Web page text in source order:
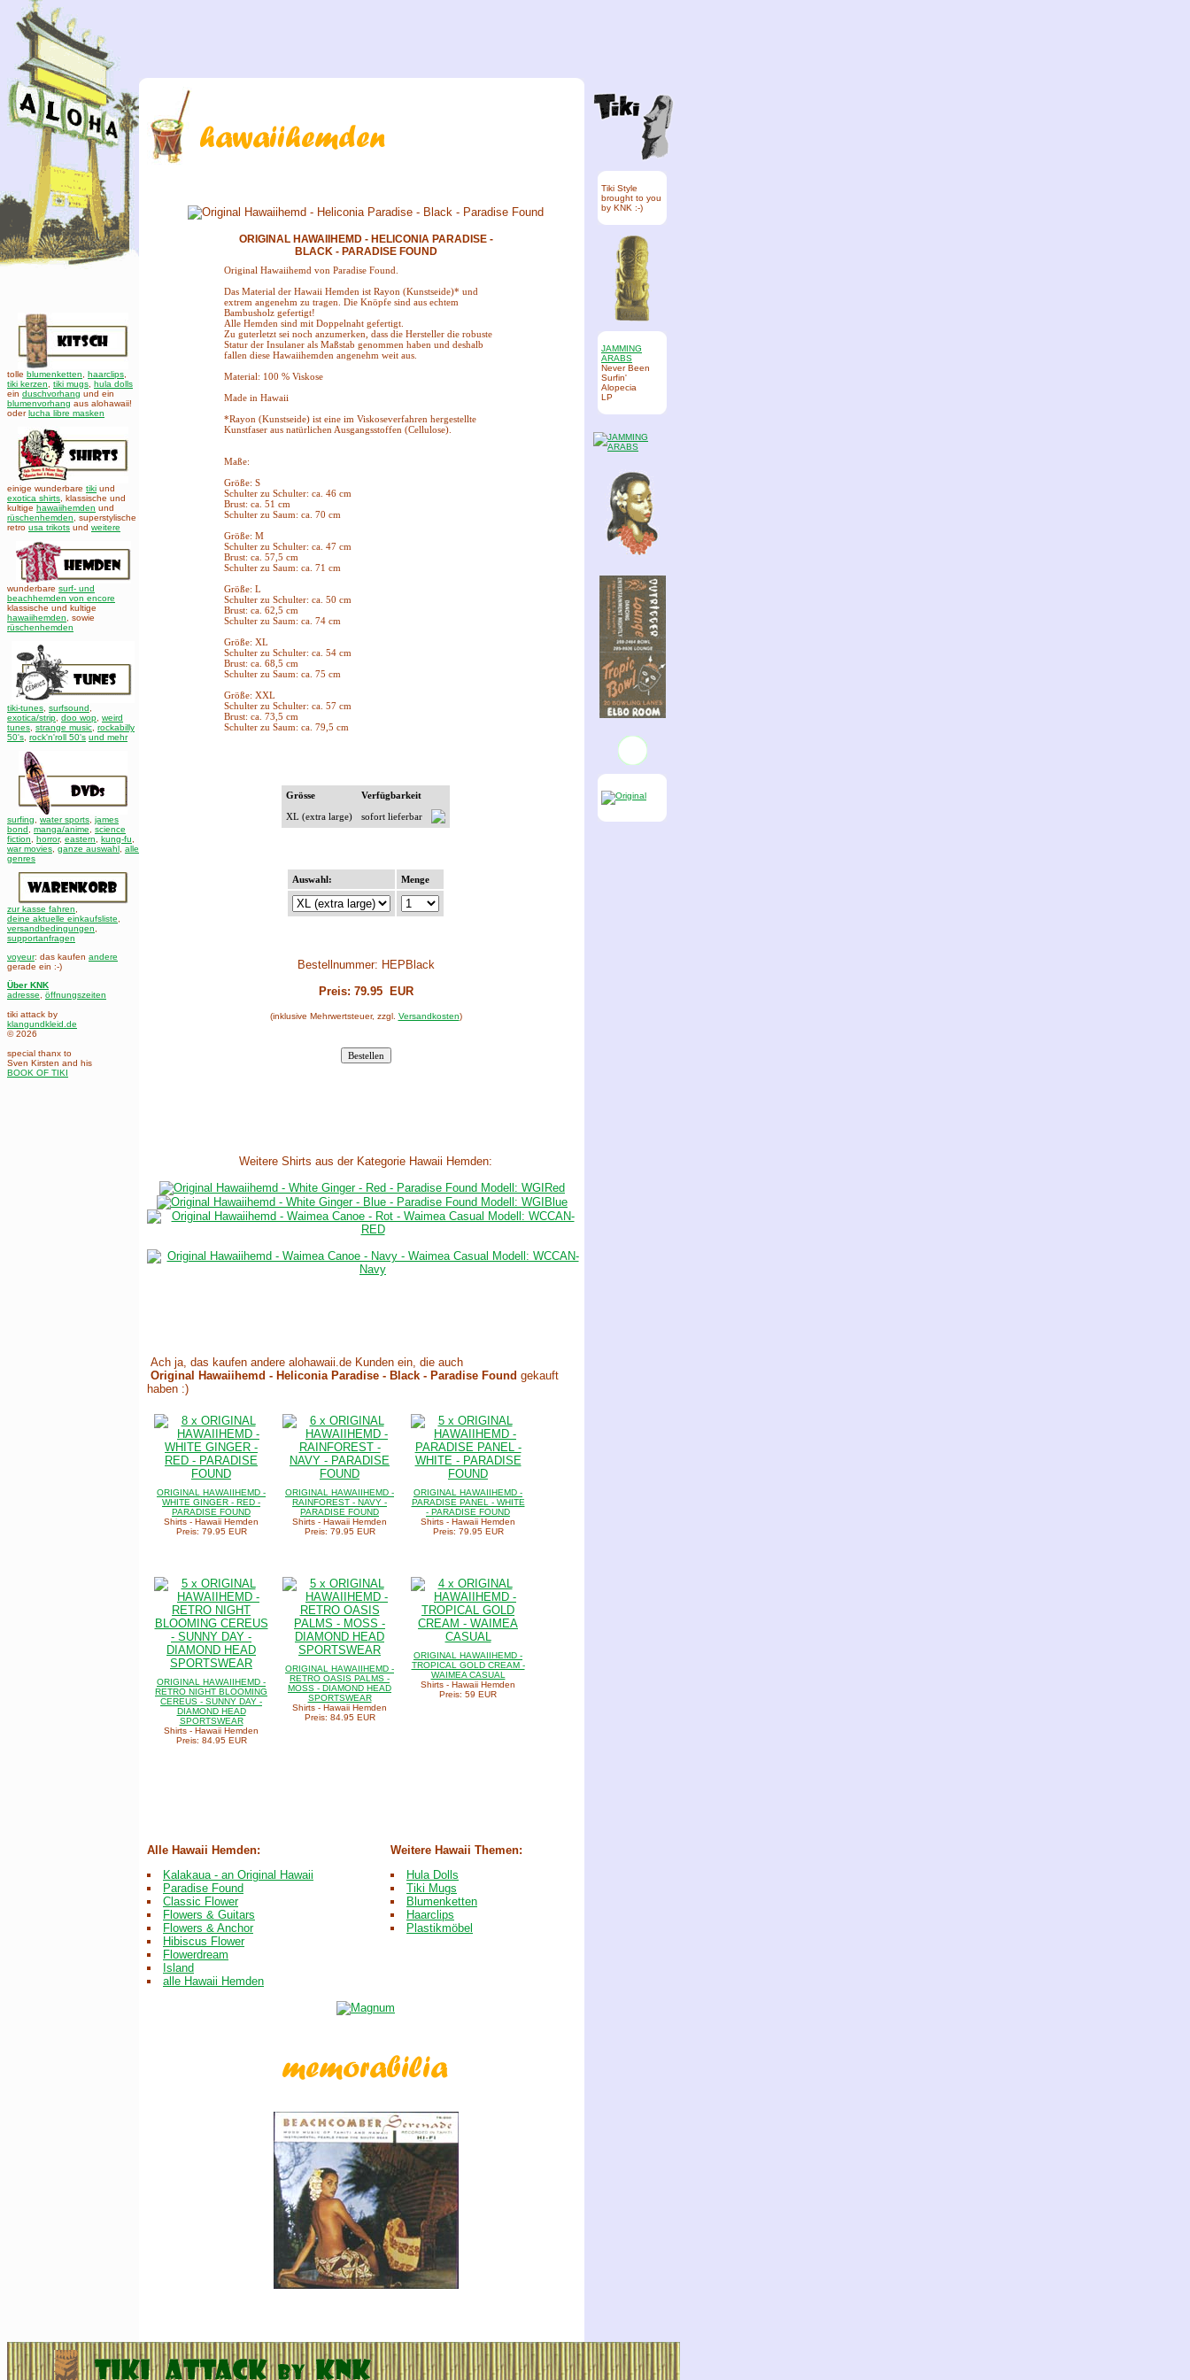
tolle blumenketten haarclips
tiki kerzen
tiki mugs hula dolls
ein duschvorhang und ein
blumenvorhang aus alohawaii!
oderlucha libre masken
einige wunderbare tiki und
exotica shirts , klassische und
kultige hawaiihemden und
rüschenhemden , superstylische
retro usa trikots und weitere
wunderbare surf- und
beachhemden von encore
klassische und kultige
hawaiihemden
sowie
rüschenhemden
tiki-tunes surfsound
exotica/strip doo wop weird
tunes strange music rockabilly
50's rock'n'roll 50's und mehr
surfing water sports james
bond
manga/anime
science
fiction
horror, eastern kung-fu
war movies ganze auswahl alle
genres
zur kasse fahren
deine aktuelle einkaufsliste
versandbedingungen
supportanfragen
voyeur: das kaufen andere
gerade ein :-)
Über KNK
adresse
öffnungszeiten
tiki attack by
klangundkleid.de
© 2026
special thanx to
Sven Kirsten and his
BOOK OF TIKI
ORIGINAL HAWAIIHEMD - HELICONIA PARADISE -
BLACK - PARADISE FOUND
Original Hawaiihemd von Paradise Found.
Das Material der Hawaii Hemden ist Rayon (Kunstseide)* und
extrem angenehm zu tragen. Die Knöpfe sind aus echtem
Bambusholz gefertigt!
Alle Hemden sind mit Doppelnaht gefertigt.
Zu guterletzt sei noch anzumerken, dass die Hersteller die robuste
Statur der Insulaner als Maßstab genommen haben und deshalb
fallen diese Hawaiihemden angenehm weit aus.
Material: 100 % Viskose
Made in Hawaii
*Rayon (Kunstseide) ist eine im Viskoseverfahren hergestellte
Kunstfaser aus natürlichen Ausgangsstoffen (Cellulose).
Maße:
Größe: S
Schulter zu Schulter: ca. 46 cm
Brust: ca. 51 cm
Schulter zu Saum: ca. 70 cm
Größe: M
Schulter zu Schulter: ca. 47 cm
Brust: ca. 57,5 cm
Schulter zu Saum: ca. 71 cm
Größe: L
Schulter zu Schulter: ca. 50 cm
Brust: ca. 62,5 cm
Schulter zu Saum: ca. 74 cm
Größe: XL
Schulter zu Schulter: ca. 54 cm
Brust: ca. 68,5 cm
Schulter zu Saum: ca. 75 cm
Größe: XXL
Schulter zu Schulter: ca. 57 cm
Brust: ca. 73,5 cm
Schulter zu Saum: ca. 79,5 cm
Grösse
Verfügbarkeit
XL (extra large)
sofort lieferbar
Auswahl: Menge
Bestellnummer: HEPBlack
Preis: 79.95 EUR
(inklusive Mehrwertsteuer, zzgl. Versandkosten)
Weitere Shirts aus der Kategorie Hawaii Hemden:
Ach ja, das kaufen andere alohawaii.de Kunden ein, die auch
Original Hawaiihemd - Heliconia Paradise - Black - Paradise Found gekauft
haben :)
ORIGINAL HAWAIIHEMD -
WHITE GINGER - RED -
PARADISE FOUND
Shirts - Hawaii Hemden
Preis: 79.95 EUR
ORIGINAL HAWAIIHEMD -
RAINFOREST - NAVY -
PARADISE FOUND
Shirts - Hawaii Hemden
Preis: 79.95 EUR
ORIGINAL HAWAIIHEMD -
PARADISE PANEL - WHITE
- PARADISE FOUND
Shirts - Hawaii Hemden
Preis: 79.95 EUR
ORIGINAL HAWAIIHEMD -
RETRO NIGHT BLOOMING
CEREUS - SUNNY DAY -
DIAMOND HEAD
SPORTSWEAR
Shirts - Hawaii Hemden
Preis: 84.95 EUR
ORIGINAL HAWAIIHEMD -
RETRO OASIS PALMS -
MOSS - DIAMOND HEAD
SPORTSWEAR
Shirts - Hawaii Hemden
Preis: 84.95 EUR
ORIGINAL HAWAIIHEMD -
TROPICAL GOLD CREAM -
WAIMEA CASUAL
Shirts - Hawaii Hemden
Preis: 59 EUR
Alle Hawaii Hemden:
Kalakaua - an Original Hawaii
Paradise Found
Classic Flower
Flowers & Guitars
Flowers & Anchor
Hibiscus Flower
Flowerdream
Island
alle Hawaii Hemden
Weitere Hawaii Themen:
Hula Dolls
Tiki Mugs
Blumenketten
Haarclips
Plastikmöbel
Tiki Style
brought to you
by KNK :-)
JAMMING
ARABS
Never Been
Surfin'
Alopecia
LP